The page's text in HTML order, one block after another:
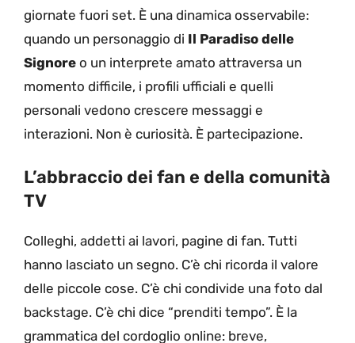
giornate fuori set. È una dinamica osservabile:
quando un personaggio di Il Paradiso delle
Signore o un interprete amato attraversa un
momento difficile, i profili ufficiali e quelli
personali vedono crescere messaggi e
interazioni. Non è curiosità. È partecipazione.
L’abbraccio dei fan e della comunità
TV
Colleghi, addetti ai lavori, pagine di fan. Tutti
hanno lasciato un segno. C’è chi ricorda il valore
delle piccole cose. C’è chi condivide una foto dal
backstage. C’è chi dice “prenditi tempo”. È la
grammatica del cordoglio online: breve,